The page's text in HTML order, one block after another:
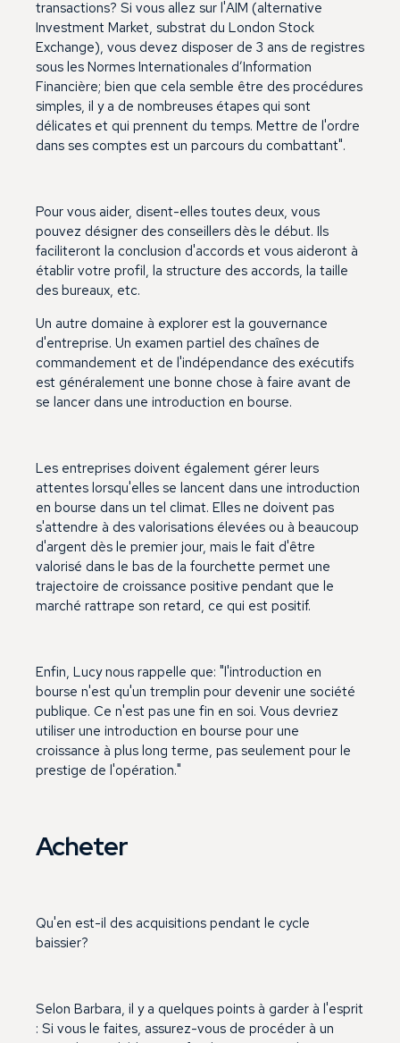
transactions? Si vous allez sur l'AIM (alternative
Investment Market, substrat du London Stock
Exchange), vous devez disposer de 3 ans de registres
sous les Normes Internationales d’Information
Financière; bien que cela semble être des procédures
simples, il y a de nombreuses étapes qui sont
délicates et qui prennent du temps. Mettre de l'ordre
dans ses comptes est un parcours du combattant".
Pour vous aider, disent-elles toutes deux, vous
pouvez désigner des conseillers dès le début. Ils
faciliteront la conclusion d'accords et vous aideront à
établir votre profil, la structure des accords, la taille
des bureaux, etc.
Un autre domaine à explorer est la gouvernance
d'entreprise. Un examen partiel des chaînes de
commandement et de l'indépendance des exécutifs
est généralement une bonne chose à faire avant de
se lancer dans une introduction en bourse.
Les entreprises doivent également gérer leurs
attentes lorsqu'elles se lancent dans une introduction
en bourse dans un tel climat. Elles ne doivent pas
s'attendre à des valorisations élevées ou à beaucoup
d'argent dès le premier jour, mais le fait d'être
valorisé dans le bas de la fourchette permet une
trajectoire de croissance positive pendant que le
marché rattrape son retard, ce qui est positif.
Enfin, Lucy nous rappelle que: "l'introduction en
bourse n'est qu'un tremplin pour devenir une société
publique. Ce n'est pas une fin en soi. Vous devriez
utiliser une introduction en bourse pour une
croissance à plus long terme, pas seulement pour le
prestige de l'opération."
Acheter
Qu'en est-il des acquisitions pendant le cycle
baissier?
Selon Barbara, il y a quelques points à garder à l'esprit
: Si vous le faites, assurez-vous de procéder à un